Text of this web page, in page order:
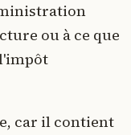
ou à ce que
car il contient